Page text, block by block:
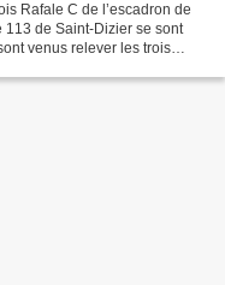
Rafale C de l’escadron de
de Saint-Dizier se sont
venus relever les trois